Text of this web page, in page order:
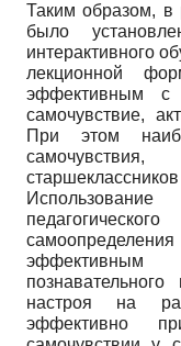
Таким образом, в
было
интерактивного
лекционной
эффективным с
самочувствие,
При этом
настроя на
эффективно